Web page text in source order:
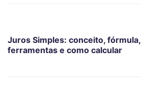
Juros Simples: conceito, fórmula,
ferramentas e como calcular